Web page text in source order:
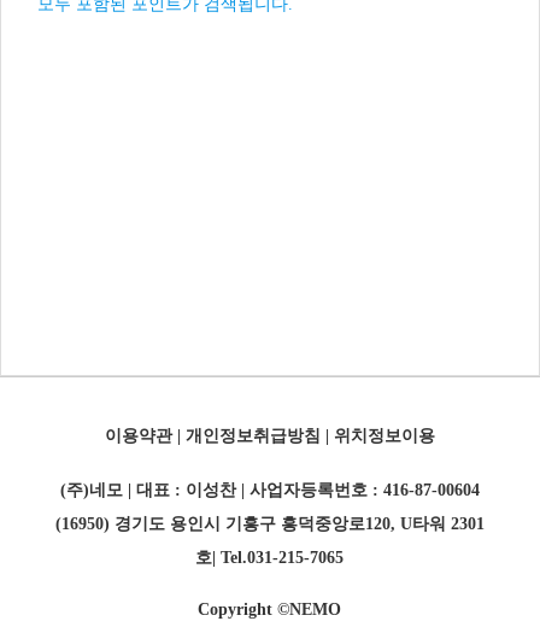
모두 포함된 포인트가 검색됩니다.
이용약관| 개인정보취급방침 위치정보이용
(주)네모 | 대표 : 이성찬 | 사업자등록번호 : 416-87-00604
(16950) 경기도 용인시 기흥구 흥덕중앙로120, U타워 2301
호| Tel.031-215-7065
Copyright ©NEMO